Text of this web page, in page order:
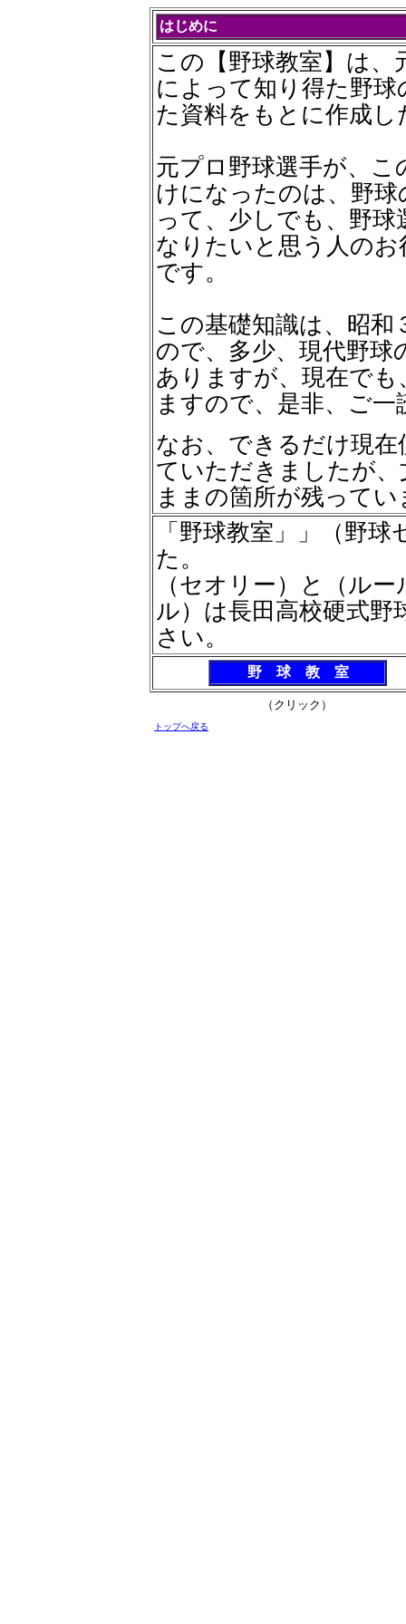
はじめに
この【野球教室】は
によって知り得た野
た資料をもとに作成
元プロ野球選手が、
けになったのは、野
って、少しでも、野
なりたいと思う人の
です。
この基礎知識は、昭
ので、多少、現代野
ありますが、現在で
ますので、是非、ご
なお、できるだけ現
ていただきましたが
ままの箇所が残って
「野球教室」
」（野球
た。
（セオリー）と（ル
ル）は長田高校硬式野
さい。
野 球 教 室
（クリック）
トップへ戻る